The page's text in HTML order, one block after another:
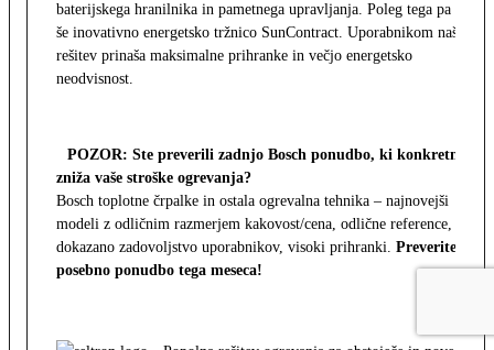
baterijskega hranilnika in pametnega upravljanja. Poleg tega pa
še inovativno energetsko tržnico SunContract. Uporabnikom naša
rešitev prinaša maksimalne prihranke in večjo energetsko
neodvisnost.
POZOR: Ste preverili zadnjo Bosch ponudbo, ki konkretno
zniža vaše stroške ogrevanja?
Bosch toplotne črpalke in ostala ogrevalna tehnika – najnovejši
modeli z odličnim razmerjem kakovost/cena, odlične reference,
dokazano zadovoljstvo uporabnikov, visoki prihranki. Preverite
posebno ponudbo tega meseca!